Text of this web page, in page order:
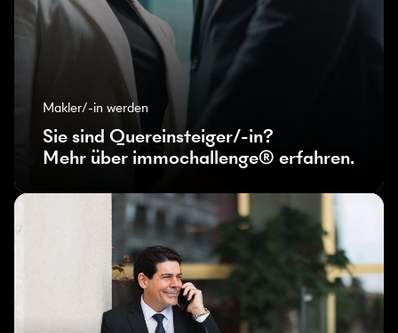
Makler/-in werden
Sie sind Quereinsteiger/-in?
Mehr über immochallenge® erfahren.